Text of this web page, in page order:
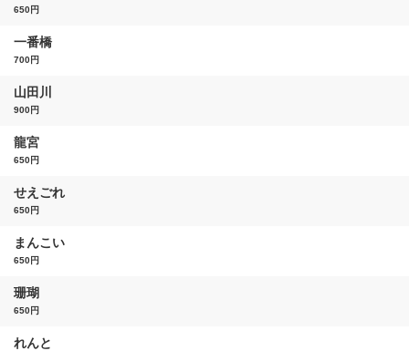
650円
一番橋
700円
山田川
900円
龍宮
650円
せえごれ
650円
まんこい
650円
珊瑚
650円
れんと